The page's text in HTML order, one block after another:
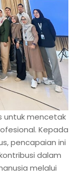
untuk mencetak
Kepada
pencapaian ini
dalam
melalui